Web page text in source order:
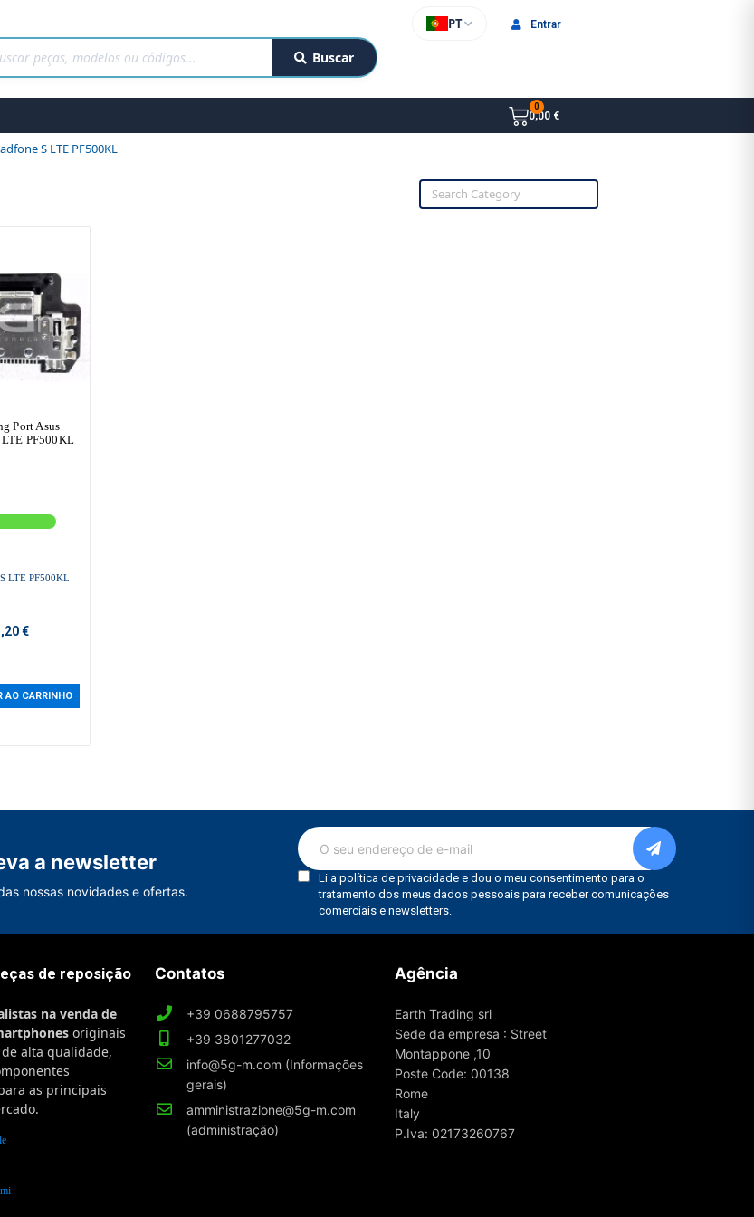
Buscar
PT Entrar
0,00 €
S LTE PF500KL
Port Asus
LTE PF500KL
LTE PF500KL
€
AO CARRINHO
a newsletter
nossas novidades e ofertas.
de reposição
na venda de
originais
alta qualidade,
as principais
Contatos
+39 0688795757
+39 3801277032
info@5g-m.com (Informações
gerais)
amministrazione@5g-m.com
(administração)
Agência
Earth Trading srl
Sede da empresa : Street
Montappone ,10
Poste Code: 00138
Rome
Italy
P.Iva: 02173260767